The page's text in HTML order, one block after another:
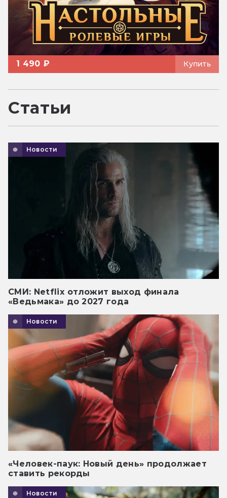
1 490 ₽ Купить
Статьи
Новости
СМИ: Netflix отложит выход финала
«Ведьмака» до 2027 года
Новости
«Человек-паук: Новый день» продолжает
ставить рекорды
Новости